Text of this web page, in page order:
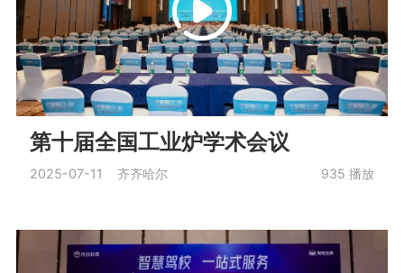
第十届全国工业炉学术会议
2025-07-11 齐齐哈尔 935 播放